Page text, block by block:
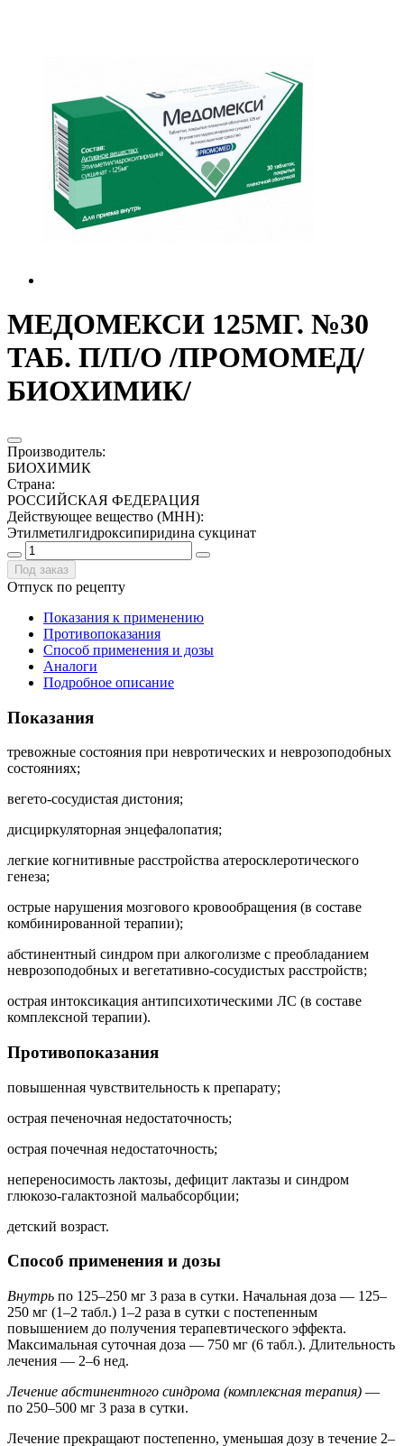
МЕДОМЕКСИ 125МГ. №30
ТАБ. П/П/О /ПРОМОМЕД/
БИОХИМИК/
Производитель:
БИОХИМИК
Страна:
РОССИЙСКАЯ ФЕДЕРАЦИЯ
Действующее вещество (МНН):
Этилметилгидроксипиридина сукцинат
Под заказ
Отпуск по рецепту
Показания к применению
Противопоказания
Способ применения и дозы
Аналоги
Подробное описание
Показания
тревожные состояния при невротических и неврозоподобных
состояниях;
вегето-сосудистая дистония;
дисциркуляторная энцефалопатия;
легкие когнитивные расстройства атеросклеротического
генеза;
острые нарушения мозгового кровообращения (в составе
комбинированной терапии);
абстинентный синдром при алкоголизме с преобладанием
неврозоподобных и вегетативно-сосудистых расстройств;
острая интоксикация антипсихотическими ЛС (в составе
комплексной терапии).
Противопоказания
повышенная чувствительность к препарату;
острая печеночная недостаточность;
острая почечная недостаточность;
непереносимость лактозы, дефицит лактазы и синдром
глюкозо-галактозной мальабсорбции;
детский возраст.
Способ применения и дозы
Внутрь по 125–250 мг 3 раза в сутки. Начальная доза — 125–
250 мг (1–2 табл.) 1–2 раза в сутки с постепенным
повышением до получения терапевтического эффекта.
Максимальная суточная доза — 750 мг (6 табл.). Длительность
лечения — 2–6 нед.
Лечение абстинентного синдрома (комплексная терапия) —
по 250–500 мг 3 раза в сутки.
Лечение прекращают постепенно, уменьшая дозу в течение 2–